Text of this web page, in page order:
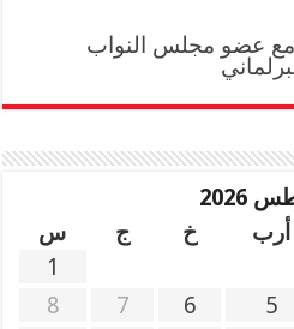
مع عضو مجلس النواب
2026
أرب خ ج
س
1
5
6
7
8